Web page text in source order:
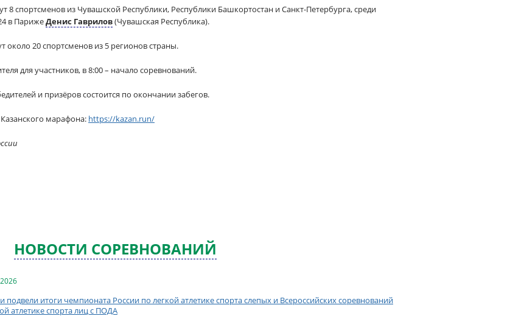
8 спортсменов из Чувашской Республики, Республики Башкортостан и Санкт-Петербурга, среди
в ПарижеДенис Гаврилов(Чувашская Республика).
около 20 спортсменов из 5 регионов страны.
для участников, в 8:00 – начало соревнований.
и призёров состоится по окончании забегов.
марафона: https://kazan.run/
НОВОСТИ СОРЕВНОВАНИЙ
подвели итоги чемпионата России по легкой атлетике спорта слепых и Всероссийских соревнований
атлетике спорта лиц с ПОДА